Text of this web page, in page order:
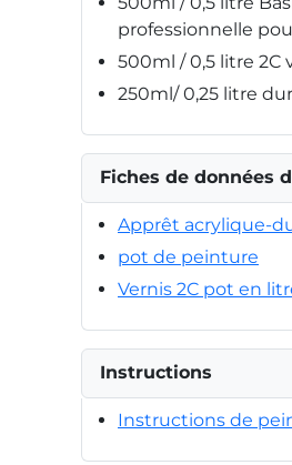
professionnelle
500ml / 0,5 litre 2C
250ml/ 0,25 litre
Fiches de données
Apprêt acrylique-
pot de peinture
Vernis 2C pot en
Instructions
Instructions de